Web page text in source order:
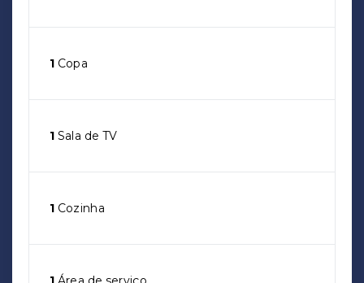
1 Copa
1 Sala de TV
1 Cozinha